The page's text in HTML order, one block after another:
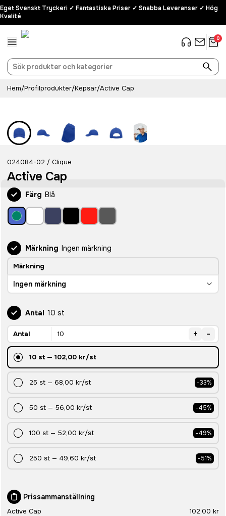
Eget Svenskt Tryckeri ✓ Fantastiska Priser ✓ Snabba Leveranser ✓ Hög
Kvalité
0
Hem/Profilprodukter/Kepsar/Active Cap
024084-02 / Clique
Active Cap
Färg Blå
Märkning Ingen märkning
Märkning
Ingen märkning
Antal 10 st
Antal + -
10 st— 102,00 kr/st
25 st — 68,00 kr/st -33%
50 st — 56,00 kr/st -45%
100 st — 52,00 kr/st -49%
250 st — 49,60 kr/st -51%
Prissammanställning
Active Cap 102,00 kr